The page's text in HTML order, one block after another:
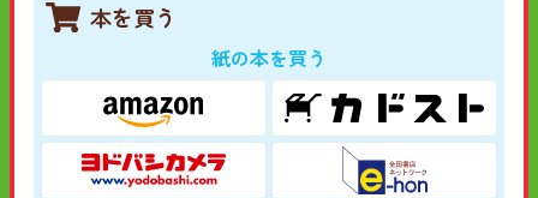
本を買う
紙の本を買う